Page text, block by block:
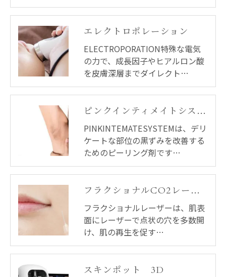
エレクトロポレーション
ELECTROPORATION特殊な電気
の力で、成長因子やヒアルロン酸
を皮膚深層までダイレクト…
ピンクインティメイトシステム
PINKINTEMATESYSTEMは、デリ
ケートな部位の黒ずみを改善する
ためのピーリング剤です…
フラクショナルCO2レーザー
フラクショナルレーザーは、肌表
面にレーザーで点状の穴を多数開
け、肌の再生を促す…
スキンポット 3D